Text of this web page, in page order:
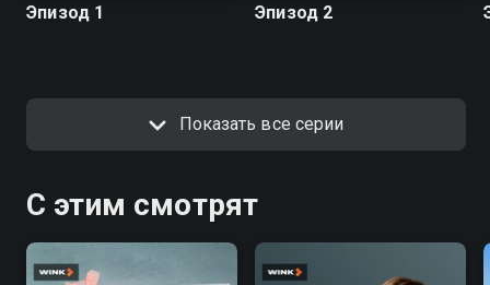
Эпизод 1 Эпизод 2
Показать все серии
С этим смотрят